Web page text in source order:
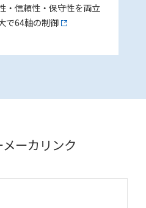
・信頼性・保守性を両立
で64軸の制御
ーカリンク